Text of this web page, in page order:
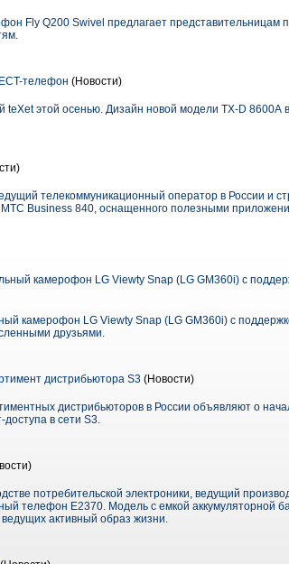
Fly Q200 Swivel предлагает представительницам
телефон (Новости)
teXet этой осенью. Дизайн новой модели TX-D 8600А
телекоммуникационный оператор в России и
Business 840, оснащенного полезными
камерофон LG Viewty Snap (LG GM360i) с
камерофон LG Viewty Snap (LG GM360i) с
друзьями.
дистрибьютора S3 (Новости)
дистрибьюторов в России объявляют о
доступа в сети S3.
потребительской электроники, ведущий
телефон E2370. Модель с емкой аккумуляторной
активный образ жизни.